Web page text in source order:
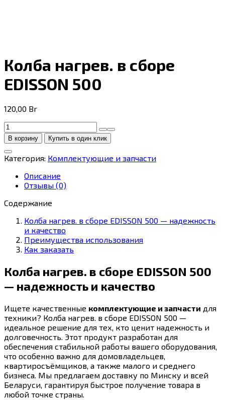
Колба нагрев. в сборе
EDISSON 500
120,00 Br
Количество
товара
Колба
нагрев.
в
сборе
EDISSON
В корзину Купить в один клик
Категория: Комплектующие и запчасти
Описание
Отзывы (0)
Содержание
Колба нагрев. в сборе EDISSON 500 — надежность
и качество
Преимущества использования
Как заказать
Колба нагрев. в сборе EDISSON 500
— надежность и качество
Ищете качественные комплектующие и запчасти для
техники? Колба нагрев. в сборе EDISSON 500 —
идеальное решение для тех, кто ценит надежность и
долговечность. Этот продукт разработан для
обеспечения стабильной работы вашего оборудования,
что особенно важно для домовладельцев,
квартиросъёмщиков, а также малого и среднего
бизнеса. Мы предлагаем доставку по Минску и всей
Беларуси, гарантируя быстрое получение товара в
любой точке страны.